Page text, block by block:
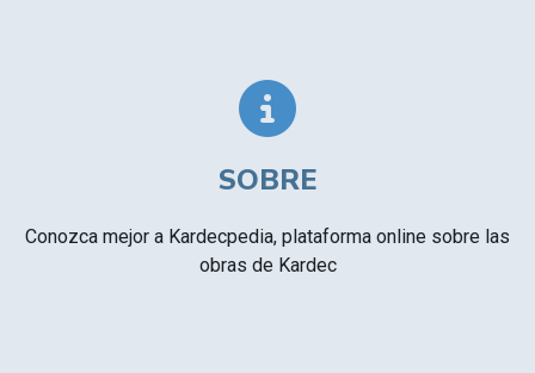
SOBRE
Conozca mejor a Kardecpedia, plataforma online sobre las
obras de Kardec